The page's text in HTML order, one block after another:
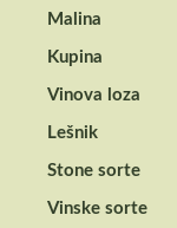
Malina
Kupina
Vinova loza
Lešnik
Stone sorte
Vinske sorte